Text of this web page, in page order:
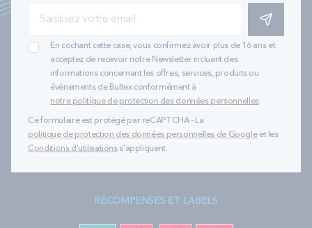
S'INSCRIRE
En cochant cette case, vous confirmez avoir plus de 16 ans et
acceptez de recevoir notre Newsletter incluant des
informations concernant les offres, services, produits ou
évènements de Bultex conformément à
notre politique de protection des données personnelles.
Ce formulaire est protégé par reCAPTCHA - La
politique de protection des données personnelles de Googleet les
Conditions d'utilisationss'appliquent.
RÉCOMPENSES ET LABELS